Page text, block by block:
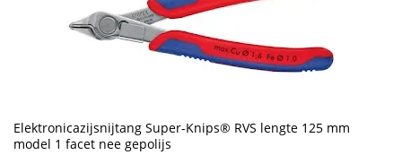
Elektronicazijsnijtang Super-Knips® RVS lengte 125 mm
model 1 facet nee gepolijs